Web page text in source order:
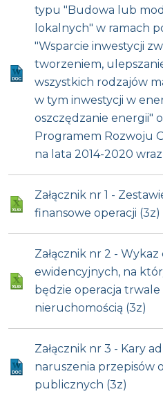
typu "Budowa lub
lokalnych" w ramach
"Wsparcie inwestycji
tworzeniem,
wszystkich rodzajów
w tym inwestycji w
oszczędzanie energii"
Programem Rozwoju
na lata 2014-2020
Załącznik nr 1 -
finansowe operacji (3z)
Załącznik nr 2 - Wykaz
ewidencyjnych, na
będzie operacja trwale
nieruchomością (3z)
Załącznik nr 3 - Kary
naruszenia przepisów
publicznych (3z)